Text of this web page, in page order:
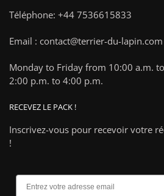
Téléphone: +44 7536615833
Email : contact@terrier-du-lapin.com
Monday to Friday from 10:00 a.m.
2:00 p.m. to 4:00 p.m.
RECEVEZ LE PACK !
Inscrivez-vous pour recevoir votre
!